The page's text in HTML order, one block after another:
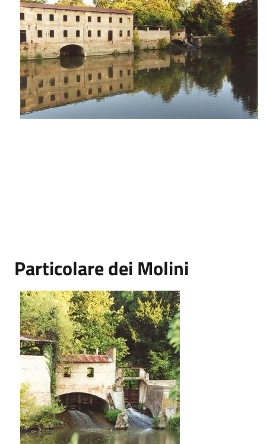
Particolare dei Molini